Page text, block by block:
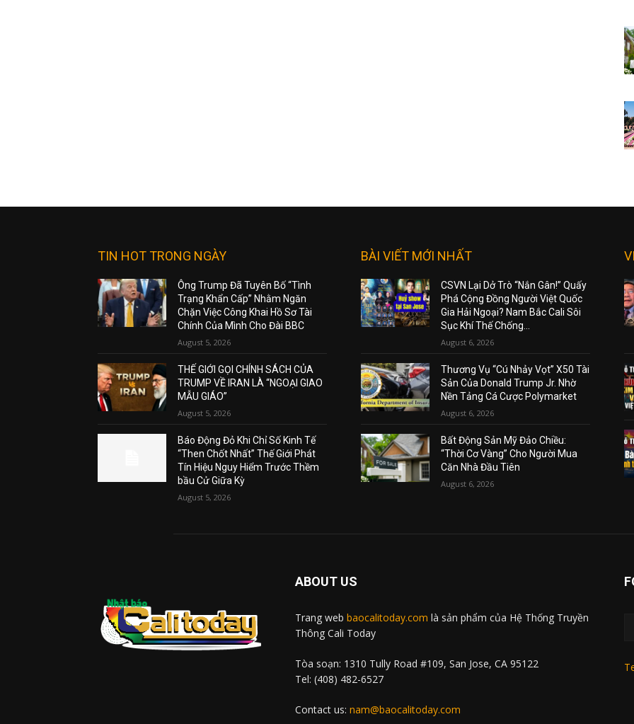
TIN HOT TRONG NGÀY
Ông Trump Đã Tuyên Bố “Tình
Trạng Khẩn Cấp” Nhằm Ngăn
Chặn Việc Công Khai Hồ Sơ Tài
Chính Của Mình Cho Đài BBC
August 5, 2026
THẾ GIỚI GỌI CHÍNH SÁCH CỦA
TRUMP VỀ IRAN LÀ “NGOẠI GIAO
MẪU GIÁO”
August 5, 2026
Báo Động Đỏ Khi Chỉ Số Kinh Tế
“Then Chốt Nhất” Thế Giới Phát
Tín Hiệu Nguy Hiểm Trước Thềm
bầu Cử Giữa Kỳ
August 5, 2026
BÀI VIẾT MỚI NHẤT
CSVN Lại Dở Trò “Nắn Gân!” Quấy
Phá Cộng Đồng Người Việt Quốc
Gia Hải Ngoại? Nam Bắc Cali Sôi
Sục Khí Thế Chống...
August 6, 2026
Thương Vụ “Cú Nhảy Vọt” X50 Tài
Sản Của Donald Trump Jr. Nhờ
Nền Tảng Cá Cược Polymarket
August 6, 2026
Bất Động Sản Mỹ Đảo Chiều:
“Thời Cơ Vàng” Cho Người Mua
Căn Nhà Đầu Tiên
August 6, 2026
ABOUT US
Trang web baocalitoday.com là sản phẩm của Hệ Thống Truyền
Thông Cali Today
Tòa soạn: 1310 Tully Road #109, San Jose, CA 95122
Tel: (408) 482-6527
Contact us: nam@baocalitoday.com